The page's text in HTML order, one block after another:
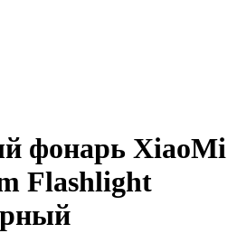
фонарь XiaoMi
Flashlight